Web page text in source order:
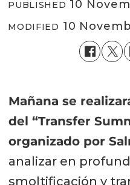
PUBLISHED 10
MODIFIED 10
Mañana se
del “Transfer
organizado por
analizar en
smoltificación y